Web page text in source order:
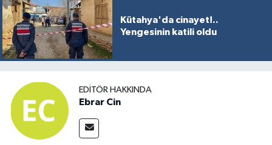
Kütahya'da cinayet!..
Yengesinin katili oldu
EDITÖR HAKKINDA
Ebrar Cin